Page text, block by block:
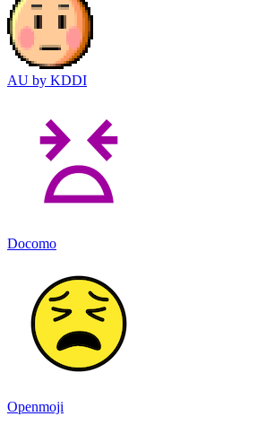
AU by KDDI
Docomo
Openmoji